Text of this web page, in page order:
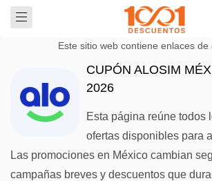
Este sitio web contiene enlaces de
CUPÓN ALOSIM
2026
Esta página reúne todos
ofertas disponibles para
Las promociones en México cambian
campañas breves y descuentos que